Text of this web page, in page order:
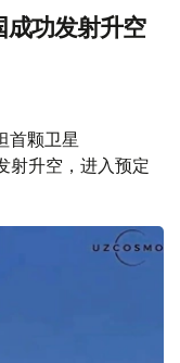
功发射升空
首颗卫星
射升空，进入预定